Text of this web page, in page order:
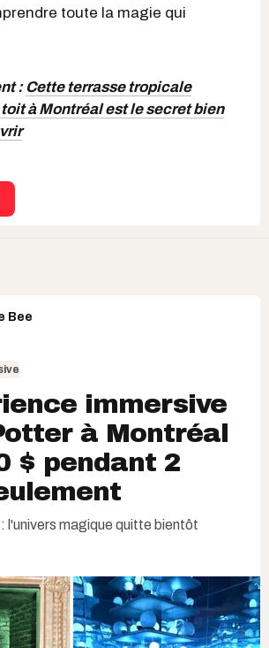
toute la magie qui
: Cette terrasse tropicale
à Montréal est le secret bien
Bee
immersive
à Montréal
$ pendant 2
l'univers magique quitte bientôt